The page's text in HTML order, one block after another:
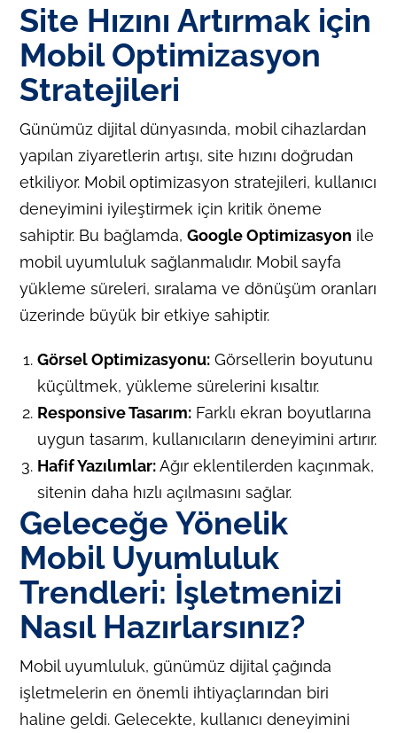
Site Hızını Artırmak için
Mobil Optimizasyon
Stratejileri
Günümüz dijital dünyasında, mobil cihazlardan
yapılan ziyaretlerin artışı, site hızını doğrudan
etkiliyor. Mobil optimizasyon stratejileri, kullanıcı
deneyimini iyileştirmek için kritik öneme
sahiptir. Bu bağlamda,Google Optimizasyon ile
mobil uyumluluk sağlanmalıdır. Mobil sayfa
yükleme süreleri, sıralama ve dönüşüm oranları
üzerinde büyük bir etkiye sahiptir.
Görsel Optimizasyonu: Görsellerin boyutunu
küçültmek, yükleme sürelerini kısaltır.
Responsive Tasarım: Farklı ekran boyutlarına
uygun tasarım, kullanıcıların deneyimini artırır.
Hafif Yazılımlar:Ağır eklentilerden kaçınmak,
sitenin daha hızlı açılmasını sağlar.
Geleceğe Yönelik
Mobil Uyumluluk
Trendleri: İşletmenizi
Nasıl Hazırlarsınız?
Mobil uyumluluk, günümüz dijital çağında
işletmelerin en önemli ihtiyaçlarından biri
haline geldi. Gelecekte, kullanıcı deneyimini